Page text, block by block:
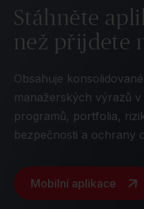
Stáhněte
než přijdete
Obsahuje
manažerských výrazů
programů, portfolia,
bezpečnosti a ochrany
Mobilní aplikace